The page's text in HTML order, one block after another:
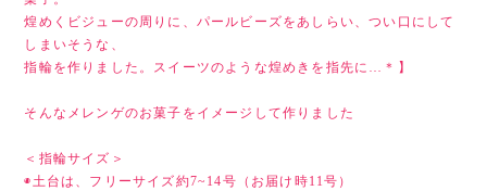
煌めくビジューの周りに、パールビーズをあしらい、つい口にして
しまいそうな、
指輪を作りました。スイーツのような煌めきを指先に…＊】
そんなメレンゲのお菓子をイメージして作りました
＜指輪サイズ＞
◉土台は、フリーサイズ約7~14号（お届け時11号）